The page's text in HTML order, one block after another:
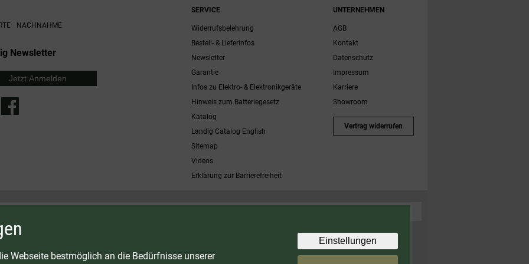
NACHNAHME
Newsletter
Jetzt Anmelden
SERVICE
Widerrufsbelehrung
Bestell- & Lieferinfos
Newsletter
Garantie
Infos zu Elektro- & Elektronikgeräte
Hinweis zum Batteriegesetz
Katalog
Landig Catalog English
Sitemap
Videos
Erklärung zur Barrierefreiheit
UNTERNEHMEN
AGB
Kontakt
Datenschutz
Impressum
Karriere
Showroom
Vertrag widerrufen
Nicht mit anderen Gutscheinaktionen kombinierbar. Nur gültig für Fleischwölfe und ausgewählte Zubehörartikel. Nicht einlösbar auf bereits rabattierte
Webseite bestmöglich an die Bedürfnisse unserer
Einstellungen